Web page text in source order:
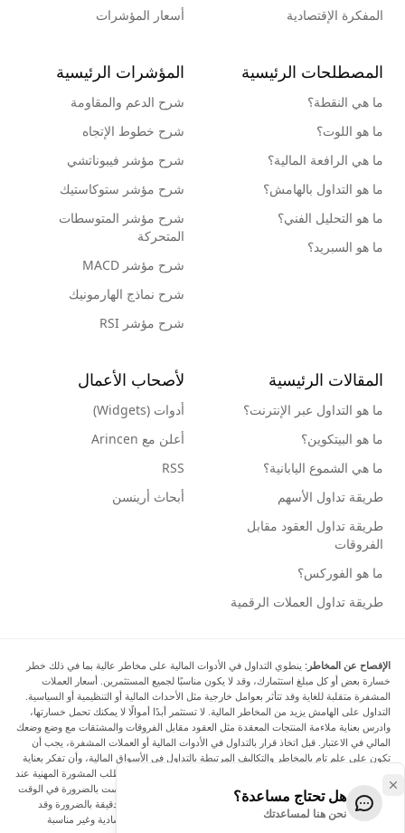
المفكرة الإقتصادية
أسعار المؤشرات
المصطلحات الرئيسية
ما هي النقطة؟
ما هو اللوت؟
ما هي الرافعة المالية؟
ما هو التداول بالهامش؟
ما هو التحليل الفني؟
ما هو السبريد؟
المؤشرات الرئيسية
شرح الدعم والمقاومة
شرح خطوط الإتجاه
شرح مؤشر فيبوناتشي
شرح مؤشر ستوكاستيك
شرح مؤشر المتوسطات
المتحركة
شرح مؤشر MACD
شرح نماذج الهارمونيك
شرح مؤشر RSI
المقالات الرئيسية
ما هو التداول عبر الإنترنت؟
ما هو البيتكوين؟
ما هي الشموع اليابانية؟
طريقة تداول الأسهم
طريقة تداول العقود مقابل
الفروقات
ما هو الفوركس؟
طريقة تداول العملات الرقمية
لأصحاب الأعمال
أدوات (Widgets)
أعلن مع Arincen
RSS
أبحاث أرينسن
الإفصاح عن المخاطر: ينطوي التداول في الأدوات المالية على مخاطر عالية بما في ذلك خطر
خسارة بعض أو كل مبلغ استثمارك، وقد لا يكون مناسبًا لجميع المستثمرين. أسعار العملات
المشفرة متقلبة للغاية وقد تتأثر بعوامل خارجية مثل الأحداث المالية أو التنظيمية أو السياسية.
التداول على الهامش يزيد من المخاطر المالية. لا تستثمر أبدًا أموالًا لا يمكنك تحمل خسارتها،
وادرس بعناية ملاءمة المنتجات المعقدة مثل العقود مقابل الفروقات والمشتقات مع وضع وضعك
المالي في الاعتبار. قبل اتخاذ قرار بالتداول في الأدوات المالية أو العملات المشفرة، يجب أن
تكون على علم تام بالمخاطر والتكاليف المرتبطة بالتداول في الأسواق المالية، وأن تفكر بعناية
في أهدافك الاستثمارية ومستوى خبرتك ورغبتك في المخاطرة، وأن تطلب المشورة المهنية عند
الحاجة. تود Arincen أن تذكرك بأن البيانات الواردة في هذا الموقع ليست بالضرورة في الوقت
الفعلي وليست دقيقة. البيانات والأسعار الموجودة على الموقع ليست دقيقة بالضرورة وقد
تختلف عن السعر الفعلي في أي سوق معينة، مما يعني أن الأسعار إرشادية وغير مناسبة
هل تحتاج مساعدة؟
نحن هنا لمساعدتك